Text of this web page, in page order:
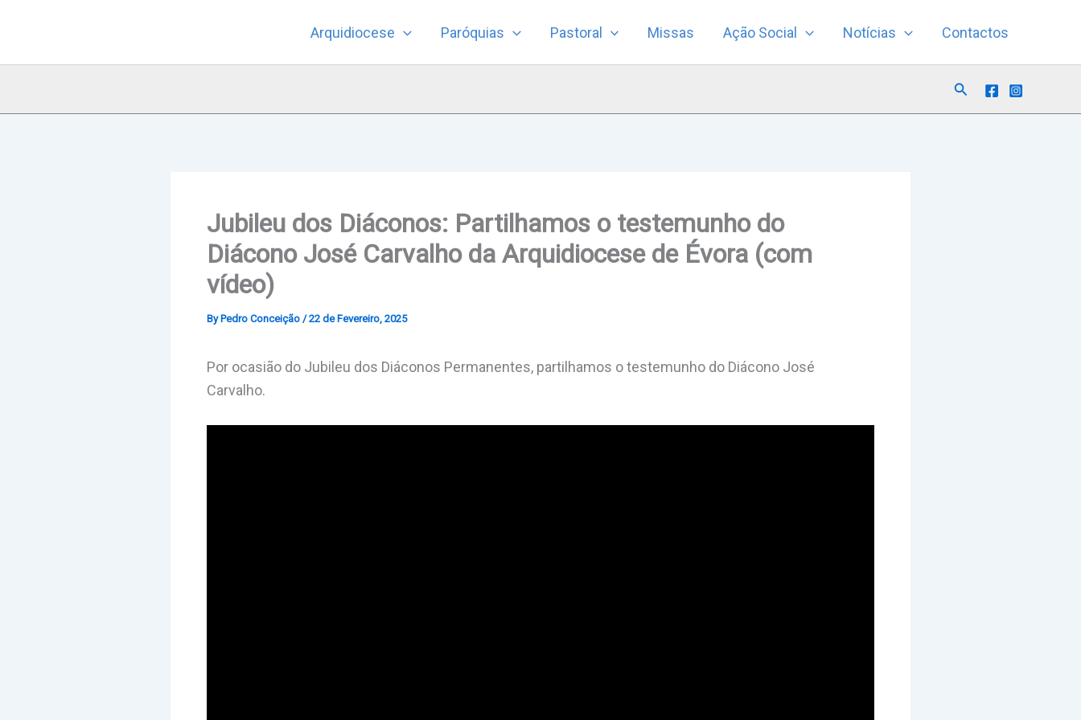
Arquidiocese Paróquias Pastoral Missas Ação Social Notícias Contactos
Search
Jubileu dos Diáconos: Partilhamos o testemunho do
Diácono José Carvalho da Arquidiocese de Évora (com
vídeo)
By Pedro Conceição /22 de Fevereiro, 2025
Por ocasião do Jubileu dos Diáconos Permanentes, partilhamos o testemunho do Diácono José
Carvalho.